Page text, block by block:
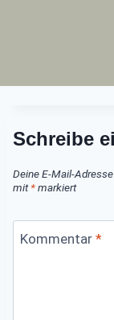
Schreibe
Deine E-Mail-
mit*markiert
Kommentar *